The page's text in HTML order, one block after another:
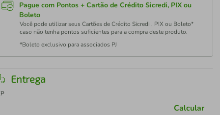
Pague com Pontos + Cartão de Crédito Sicredi, PIX ou
Boleto
Você pode utilizar seus Cartões de Crédito Sicredi , PIX ou Boleto*
caso não tenha pontos suficientes para a compra deste produto.
*Boleto exclusivo para associados PJ
Entrega
Calcular